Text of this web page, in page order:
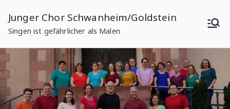
Inhalt
springen
Junger Chor Schwanheim/Goldstein
Singen ist gefährlicher als Malen